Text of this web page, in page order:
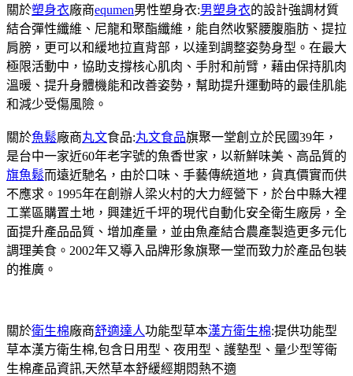
關於塑身衣廠商equmen男性塑身衣:男塑身衣的設計強調材質
結合彈性纖維、尼龍和聚酯纖維，能自然收緊腰腹脂肪、提拉
肩膀，更可以和緩地拉直背部，以達到調整姿勢身型。在最大
極限活動中，協助支撐核心肌肉、手肘和前臂，藉由保持肌肉
溫暖、提升身體機能和改善姿勢，幫助提升運動時的最佳肌能
和減少受傷風險。
關於魚鬆廠商丸文食品:丸文食品旗聚一堂創立於民國39年，
是台中一家近60年老字號的魚香世家，以新鮮味美、高品質的
旗魚鬆而遠近馳名，由於口味、手藝傳統道地，貨真價實而供
不應求。1995年在創辦人梁火村的大力經營下，於台中縣大裡
工業區購置土地，興建近千坪的現代自動化安全衛生廠房，全
面提升產品品質、增加產量，並由魚產結合農產製造更多元化
調理美食。2002年又導入品牌形象旗聚一堂而致力於產品包裝
的推廣。
關於衛生棉廠商舒適達人功能型草本漢方衛生棉:提供功能型
草本漢方衛生棉,包含日用型、夜用型、護墊型、量少型等衛
生棉產品資訊,天然草本舒緩經期悶熱不適